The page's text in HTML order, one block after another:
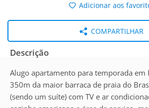
Adicionar aos
COMPARTILHAR
Descrição
Alugo apartamento para temporada em
350m da maior barraca de praia do
(sendo um suíte) com TV e ar